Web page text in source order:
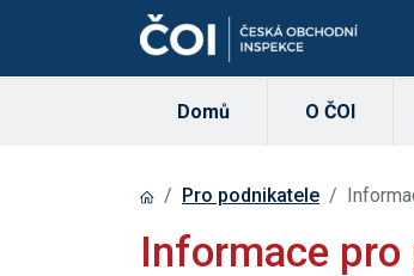
Domů O ČOI
Pro podnikatele
Informace